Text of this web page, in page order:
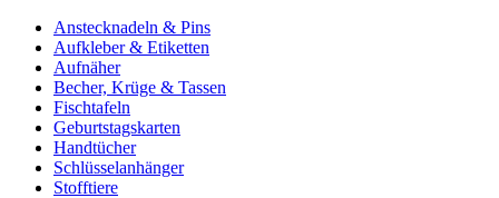
Anstecknadeln & Pins
Aufkleber & Etiketten
Aufnäher
Becher, Krüge & Tassen
Fischtafeln
Geburtstagskarten
Handtücher
Schlüsselanhänger
Stofftiere